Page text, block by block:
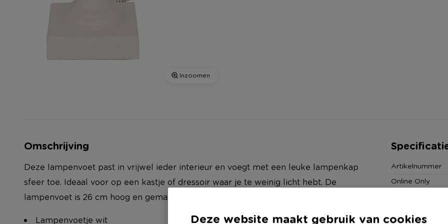
Deze website maakt gebruik van cookies
Inzoomen
Omschrijving
Deze lampenvoet past in vrijwel ieder interieur en voegt met een leuke lampenkap
sfeer toe. Ideaal voor op een kastje of dressoir waar je te weinig licht hebt. De
lampenvoet is 26 cm hoog en gemaakt van hout.
Lampenvoetje wit
Artikelnummer
Online Only